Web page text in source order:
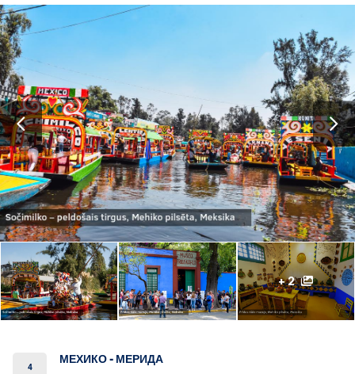
+ 2
4
МЕХИКО - МЕРИДА